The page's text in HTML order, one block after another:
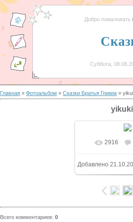
Добро пожаловать
Суббота,
Главная » Фотоальбом » Сказки Братья Гримм »
2916
Добавлено
Всего комментариев: 0